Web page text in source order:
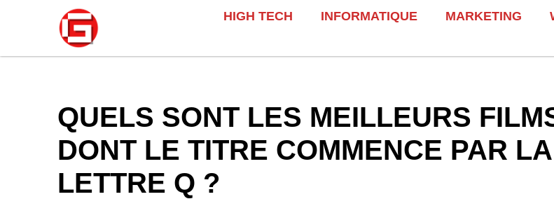
HIGH TECH INFORMATIQUE MARKETING
QUELS SONT LES MEILLEURS
DONT LE TITRE COMMENCE PAR LA
LETTRE Q ?